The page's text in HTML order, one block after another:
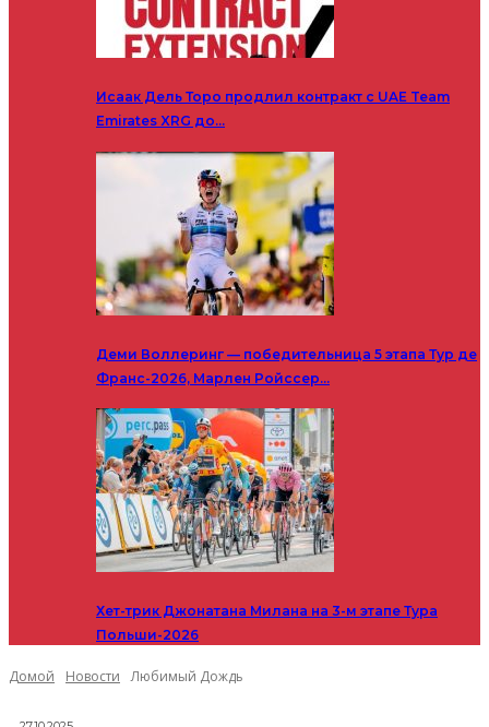
Исаак Дель Торо продлил контракт с UAE Team
Emirates XRG до…
Деми Воллеринг — победительница 5 этапа Тур де
Франс-2026, Марлен Ройссер…
Хет-трик Джонатана Милана на 3-м этапе Тура
Польши-2026
Домой Новости Любимый Дождь